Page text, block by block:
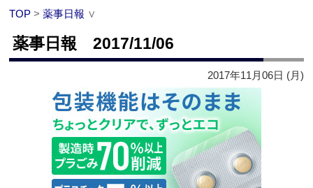
TOP >薬事日報 ∨
薬事日報 2017/11/06
2017年11月06日 (月)